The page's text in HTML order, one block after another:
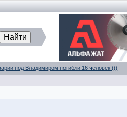
под Владимиром погибли 16 человек (((